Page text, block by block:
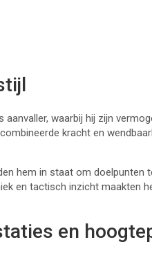
aanvaller, waarbij hij zijn
kracht en
hem in staat om
en tactisch inzicht maakten
en